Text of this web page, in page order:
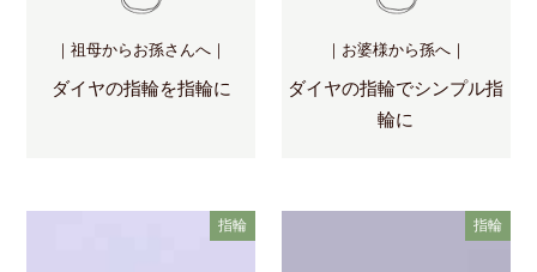
｜祖母からお孫さんへ｜
ダイヤの指輪を指輪に
｜お婆様から孫へ｜
ダイヤの指輪でシンプル指
輪に
指輪 指輪